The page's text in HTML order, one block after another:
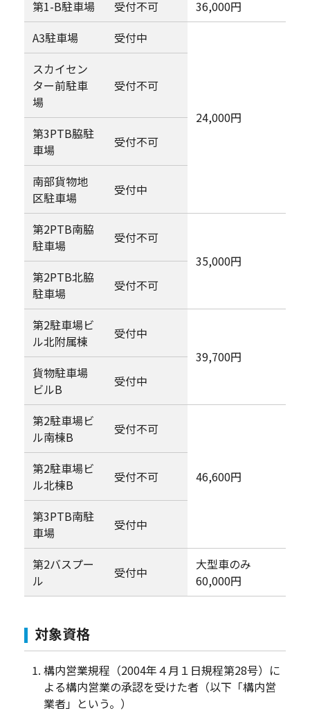
第1-B駐車場
受付不可
36,000円
A3駐車場
受付中
24,000円
スカイセン
ター前駐車
場
受付不可
第3PTB脇駐
車場
受付不可
南部貨物地
区駐車場
受付中
第2PTB南脇
駐車場
受付不可
35,000円
第2PTB北脇
駐車場
受付不可
第2駐車場ビ
ル北附属棟
受付中
39,700円
貨物駐車場
ビルB
受付中
第2駐車場ビ
ル南棟B
受付不可
46,600円
第2駐車場ビ
ル北棟B
受付不可
第3PTB南駐
車場
受付中
第2バスプー
ル
受付中
大型車のみ
60,000円
対象資格
構内営業規程（2004年４月１日規程第28号）に
よる構内営業の承認を受けた者（以下「構内営
業者」という。）